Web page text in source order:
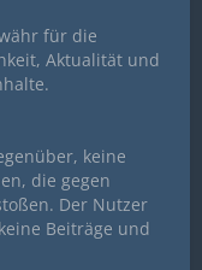
für die
Aktualität und
keine
die gegen
Der Nutzer
Beiträge und